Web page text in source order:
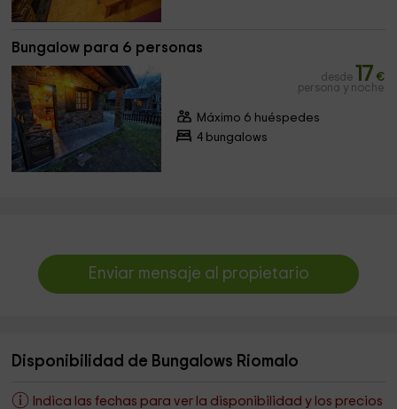
Bungalow para 6 personas
desde 17 €
persona y noche
Máximo 6 huéspedes
4 bungalows
Enviar mensaje al propietario
Disponibilidad de Bungalows Riomalo
Indica las fechas para ver la disponibilidad y los precios